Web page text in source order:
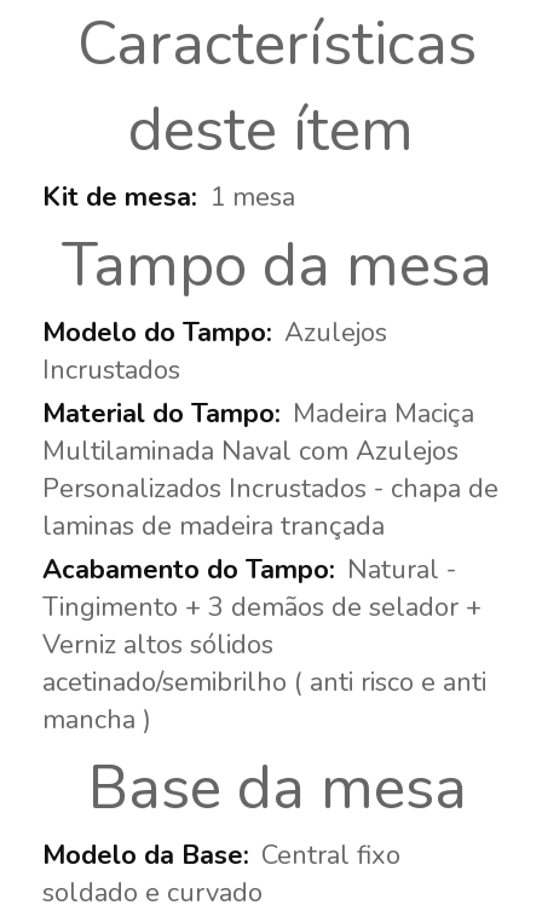
Características
deste ítem
1 mesa
Tampo da mesa
Azulejos
Incrustados
Madeira Maciça
Multilaminada Naval com Azulejos
Personalizados Incrustados - chapa de
laminas de madeira trançada
Natural -
Tingimento + 3 demãos de selador +
Verniz altos sólidos
acetinado/semibrilho ( anti risco e anti
mancha )
Base da mesa
Central fixo
soldado e curvado